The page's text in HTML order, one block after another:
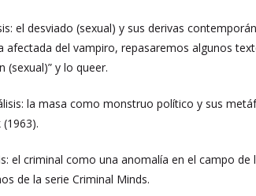
el desviado (sexual) y sus derivas
afectada del vampiro, repasaremos algunos
(sexual)” y lo queer.
la masa como monstruo político y sus
el criminal como una anomalía en el campo
de la serie Criminal Minds.